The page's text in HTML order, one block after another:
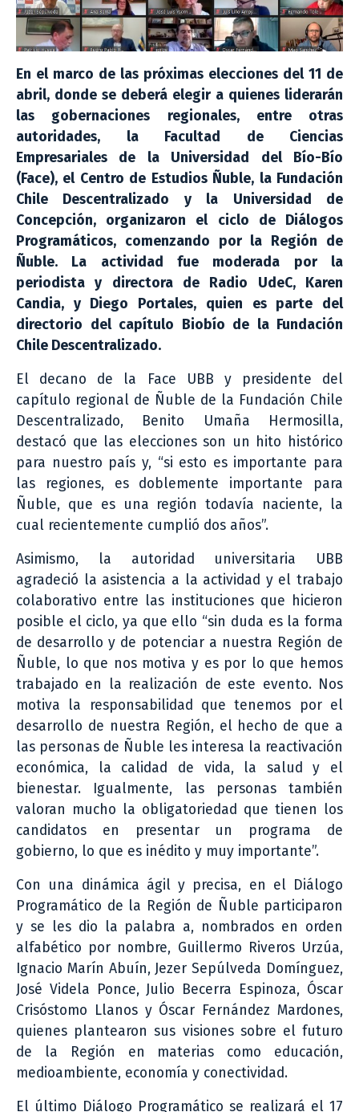
En el marco de las próximas elecciones del 11 de
abril, donde se deberá elegir a quienes liderarán
las gobernaciones regionales, entre otras
autoridades, la Facultad de Ciencias
Empresariales de la Universidad del Bío-Bío
(Face), el Centro de Estudios Ñuble, la Fundación
Chile Descentralizado y la Universidad de
Concepción, organizaron el ciclo de Diálogos
Programáticos, comenzando por la Región de
Ñuble. La actividad fue moderada por la
periodista y directora de Radio UdeC, Karen
Candia, y Diego Portales, quien es parte del
directorio del capítulo Biobío de la Fundación
Chile Descentralizado.
El decano de la Face UBB y presidente del
capítulo regional de Ñuble de la Fundación Chile
Descentralizado, Benito Umaña Hermosilla,
destacó que las elecciones son un hito histórico
para nuestro país y, “si esto es importante para
las regiones, es doblemente importante para
Ñuble, que es una región todavía naciente, la
cual recientemente cumplió dos años”.
Asimismo, la autoridad universitaria UBB
agradeció la asistencia a la actividad y el trabajo
colaborativo entre las instituciones que hicieron
posible el ciclo, ya que ello “sin duda es la forma
de desarrollo y de potenciar a nuestra Región de
Ñuble, lo que nos motiva y es por lo que hemos
trabajado en la realización de este evento. Nos
motiva la responsabilidad que tenemos por el
desarrollo de nuestra Región, el hecho de que a
las personas de Ñuble les interesa la reactivación
económica, la calidad de vida, la salud y el
bienestar. Igualmente, las personas también
valoran mucho la obligatoriedad que tienen los
candidatos en presentar un programa de
gobierno, lo que es inédito y muy importante”.
Con una dinámica ágil y precisa, en el Diálogo
Programático de la Región de Ñuble participaron
y se les dio la palabra a, nombrados en orden
alfabético por nombre, Guillermo Riveros Urzúa,
Ignacio Marín Abuín, Jezer Sepúlveda Domínguez,
José Videla Ponce, Julio Becerra Espinoza, Óscar
Crisóstomo Llanos y Óscar Fernández Mardones,
quienes plantearon sus visiones sobre el futuro
de la Región en materias como educación,
medioambiente, economía y conectividad.
El último Diálogo Programático se realizará el 17